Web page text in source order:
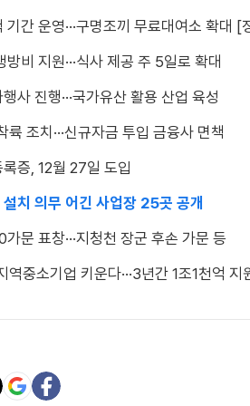
기간 운영···구명조끼 무료대여소 확대 [
비 지원···식사 제공 주 5일로 확대
사 진행···국가유산 활용 산업 육성
조치···신규자금 투입 금융사 면책
증, 12월 27일 도입
치 의무 어긴 사업장 25곳 공개
문 표창···지청천 장군 후손 가문 등
중소기업 키운다···3년간 1조1천억 지